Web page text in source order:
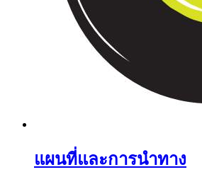
แผนที่และการนำทาง